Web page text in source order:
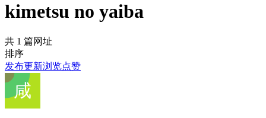
kimetsu no yaiba
共 1 篇网址
排序
发布更新浏览点赞